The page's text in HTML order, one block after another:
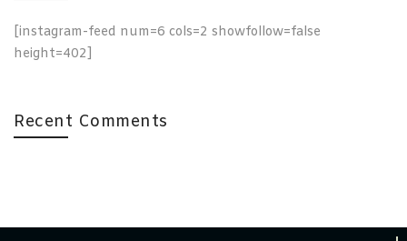
[instagram-feed num=6 cols=2 showfollow=false
height=402]
Recent Comments